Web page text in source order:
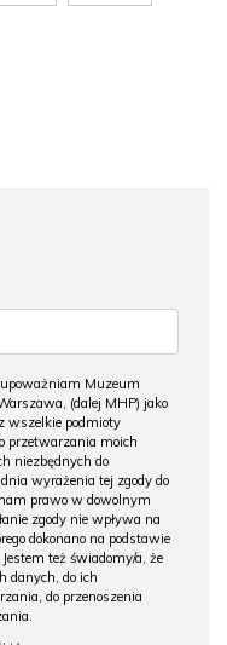
Muzeum
(dalej MHP) jako
wszelkie podmioty
przetwarzania moich
niezbędnych do
wyrażenia tej zgody do
prawo w dowolnym
zgody nie wpływa na
dokonano na podstawie
też świadomy/a, że
danych, do ich
do przenoszenia